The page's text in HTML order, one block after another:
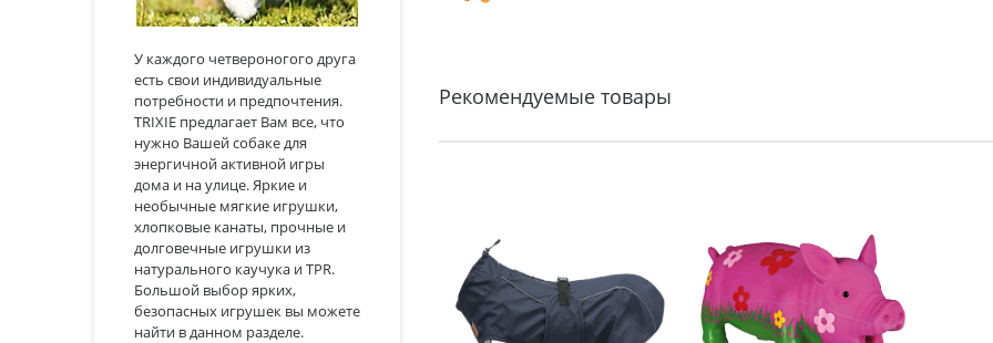
У каждого четвероногого друга
есть свои индивидуальные
потребности и предпочтения.
TRIXIE предлагает Вам все, что
нужно Вашей собаке для
энергичной активной игры
дома и на улице. Яркие и
необычные мягкие игрушки,
хлопковые канаты, прочные и
долговечные игрушки из
натурального каучука и TPR.
Большой выбор ярких,
безопасных игрушек вы можете
найти в данном разделе.
Рекомендуемые товары